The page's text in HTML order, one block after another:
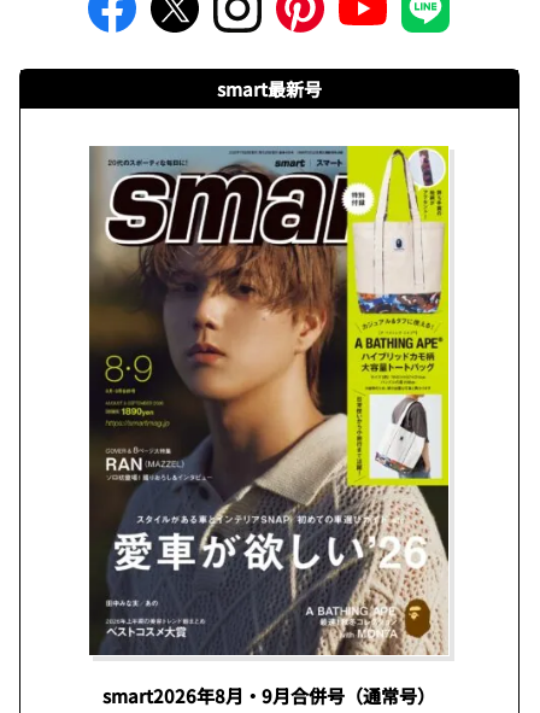
smart最新号
smart2026年8月・9月合併号（通常号）